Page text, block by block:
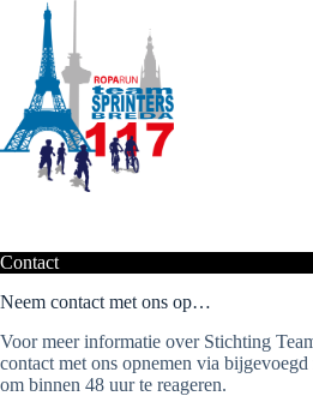
inhoud
Contact
Neem contact met ons op…
Voor meer informatie over Stichting
contact met ons opnemen via
om binnen 48 uur te reageren.